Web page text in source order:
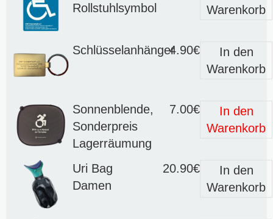
Rollstuhlsymbol
Warenkorb
Schlüsselanhänger4.90€
In den
Warenkorb
Sonnenblende,
Sonderpreis
Lagerräumung
7.00€
In den
Warenkorb
Uri Bag
Damen
20.90€
In den
Warenkorb